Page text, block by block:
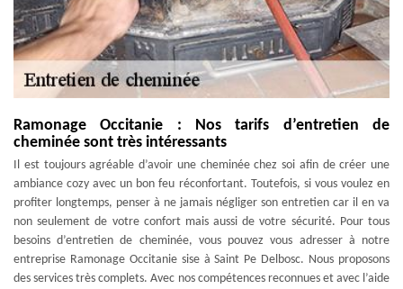
Ramonage Occitanie : Nos tarifs d’entretien de
cheminée sont très intéressants
Il est toujours agréable d’avoir une cheminée chez soi afin de créer une
ambiance cozy avec un bon feu réconfortant. Toutefois, si vous voulez en
profiter longtemps, penser à ne jamais négliger son entretien car il en va
non seulement de votre confort mais aussi de votre sécurité. Pour tous
besoins d’entretien de cheminée, vous pouvez vous adresser à notre
entreprise Ramonage Occitanie sise à Saint Pe Delbosc. Nous proposons
des services très complets. Avec nos compétences reconnues et avec l’aide